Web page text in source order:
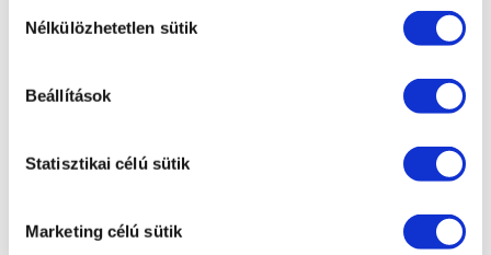
kiválasztása
Nélkülözhetetlen sütik
Beállítások
Statisztikai célú sütik
Marketing célú sütik